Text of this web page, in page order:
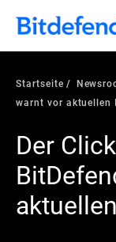
Startseite
warnt vor aktuellen
Der